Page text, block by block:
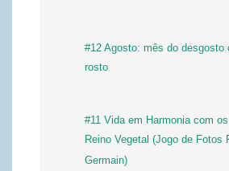
#12 Agosto: mês do desgosto
rosto
#11 Vida em Harmonia com
Reino Vegetal (Jogo de Fotos
Germain)